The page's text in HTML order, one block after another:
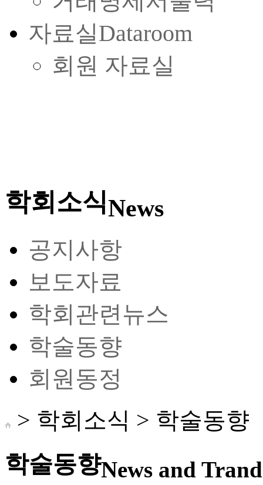
자료실Dataroom
회원 자료실
학회소식News
공지사항
보도자료
학회관련뉴스
학술동향
회원동정
> 학회소식 > 학술동향
학술동향News and